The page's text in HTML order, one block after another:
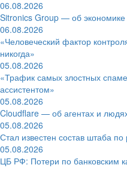
06.08.2026
Sitronics Group — об
06.08.2026
«Человеческий фактор
никогда»
05.08.2026
«Трафик самых злостных
ассистентом»
05.08.2026
Cloudflare — об агентах и
05.08.2026
Стал известен состав штаба
05.08.2026
ЦБ РФ: Потери по банковским